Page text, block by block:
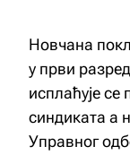
Новчана
у први
исплаћује се
синдиката а
Управног